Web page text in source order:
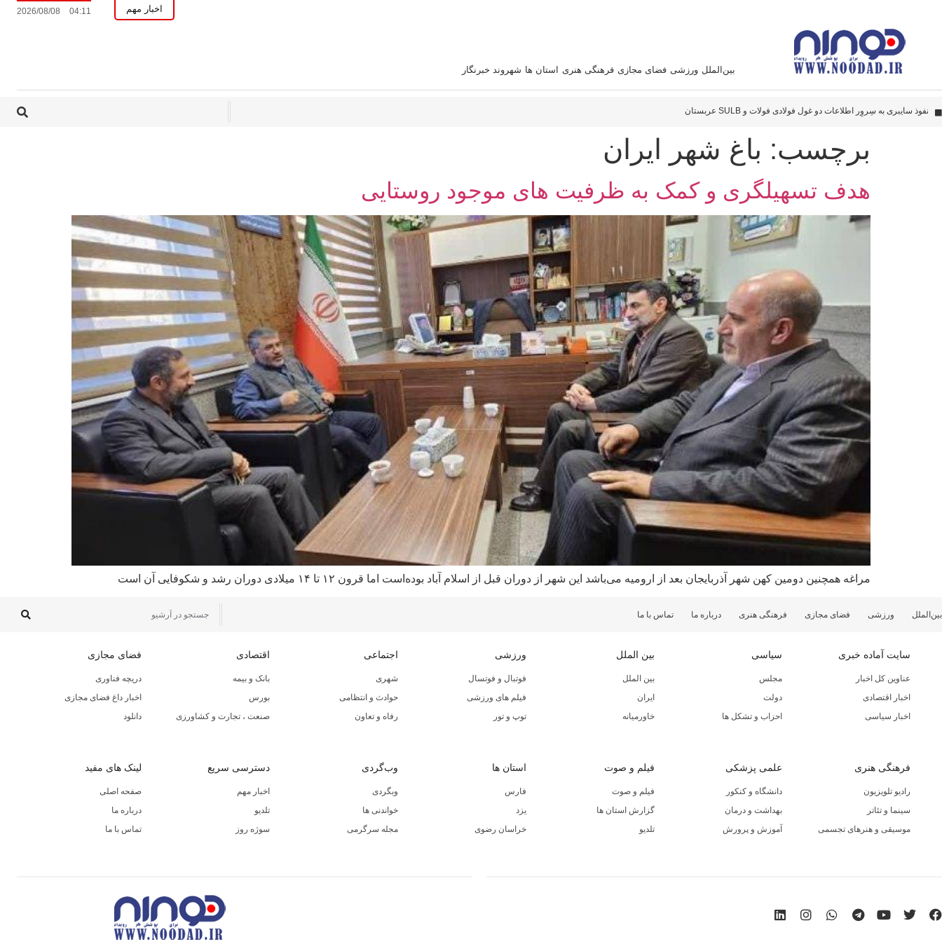
اخبار مهم 04:11
2026/08/08
بین‌الملل ورزشی فضای مجازی فرهنگی هنری استان‌ ها شهروند خبرنگار
دا
این سامانه متخصص زدن هواپیما آمریکائی است
پهپاد‌های ایران به نقاط مهمی اصابت کرده‌اند
برچسب: باغ شهر ایران
هدف تسهیلگری و کمک به ظرفیت های موجود روستایی
مراغه همچنین دومین کهن شهر آذربایجان بعد از ارومیه می‌باشد این شهر از دوران قبل از اسلام آباد بوده‌است اما قرون ۱۲ تا ۱۴ میلادی دوران رشد و شکوفایی آن است
بین‌الملل ورزشی فضای مجازی فرهنگی هنری درباره ما تماس با ما
سایت آماده خبری
عناوین کل اخبار
اخبار اقتصادی
اخبار سیاسی
سیاسی
مجلس
دولت
احزاب و تشکل ها
بین الملل
بین الملل
ایران
خاورمیانه
ورزشی
فوتبال و فوتسال
فیلم های ورزشی
توپ و تور
اجتماعی
شهری
حوادث و انتظامی
رفاه و تعاون
اقتصادی
بانک و بیمه
بورس
صنعت ، تجارت و کشاورزی
فضای مجازی
دریچه فناوری
اخبار داغ فضای مجازی
دانلود
فرهنگی هنری
رادیو تلویزیون
سینما و تئاتر
موسیقی و هنرهای تجسمی
علمی پزشکی
دانشگاه و کنکور
بهداشت و درمان
آموزش و پرورش
فیلم و صوت
فیلم و صوت
گزارش استان ها
تلدیو
استان ها
فارس
یزد
خراسان رضوی
وب‌گردی
وبگردی
خواندنی ها
مجله سرگرمی
دسترسی سریع
اخبار مهم
تلدیو
سوژه روز
لینک های مفید
صفحه اصلی
درباره ما
تماس با ما